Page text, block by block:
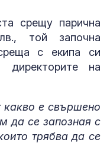
срещу парична
той започна
с екипа си
директорите на
е свършено
да се запозная с
трябва да се